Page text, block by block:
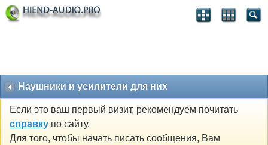
Наушники и усилители для них
Если это ваш первый визит, рекомендуем почитать
справку по сайту.
Для того, чтобы начать писать сообщения, Вам